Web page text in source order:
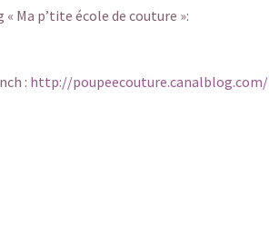
Ma p’tite école de couture »:
: http://poupeecouture.canalblog.com/